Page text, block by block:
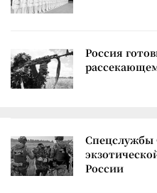
Россия
России